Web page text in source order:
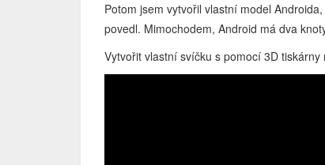
Potom jsem vytvořil vlastní model
povedl. Mimochodem, Android má dva
Vytvořit vlastní svíčku s pomocí 3D